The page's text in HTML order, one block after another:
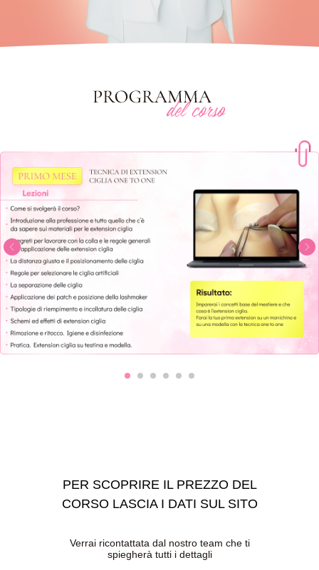
Verrai ricontattata dal nostro team che ti
spiegherà tutti i dettagli
PER SCOPRIRE IL PREZZO DEL
CORSO LASCIA I DATI SUL SITO